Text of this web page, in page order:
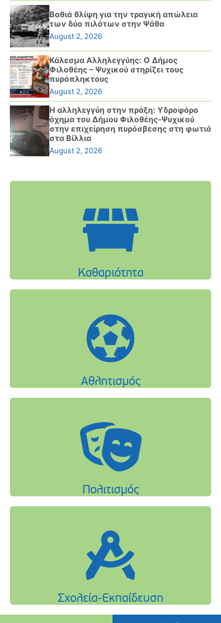
Βαθιά θλίψη για την τραγική απώλεια
των δύο πιλότων στην Ψάθα
August 2, 2026
Κάλεσμα Αλληλεγγύης: Ο Δήμος
Φιλοθέης – Ψυχικού στηρίζει τους
πυρόπληκτους
August 2, 2026
Η αλληλεγγύη στην πράξη: Υδροφόρο
όχημα του Δήμου Φιλοθέης-Ψυχικού
στην επιχείρηση πυρόσβεσης στη φωτιά
στα Βίλλια
August 2, 2026